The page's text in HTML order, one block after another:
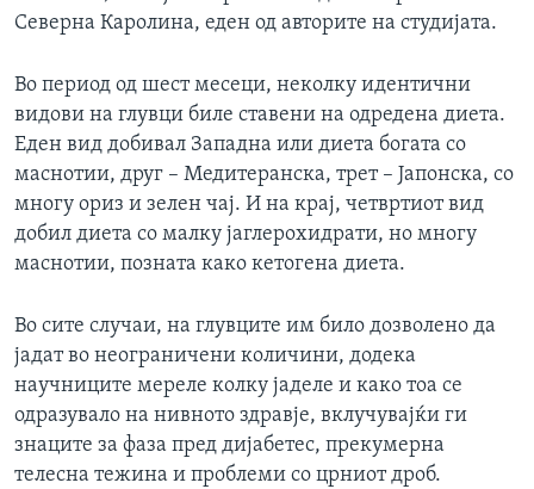
Северна Каролина, еден од авторите на студијата.
Во период од шест месеци, неколку идентични
видови на глувци биле ставени на одредена диета.
Еден вид добивал Западна или диета богата со
маснотии, друг – Медитеранска, трет – Јапонска, со
многу ориз и зелен чај. И на крај, четвртиот вид
добил диета со малку јаглерохидрати, но многу
маснотии, позната како кетогена диета.
Во сите случаи, на глувците им било дозволено да
јадат во неограничени количини, додека
научниците мереле колку јаделе и како тоа се
одразувало на нивното здравје, вклучувајќи ги
знаците за фаза пред дијабетес, прекумерна
телесна тежина и проблеми со црниот дроб.